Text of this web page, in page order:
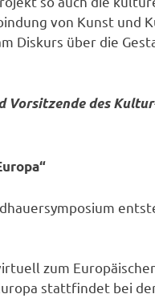
von Kunst und
Diskurs über die
Vorsitzende des
zum
stattfindet bei